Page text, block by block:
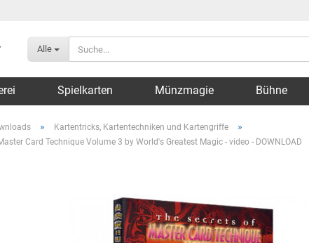
Alle
Spielkarten Münzmagie Bühne
» Kartentricks, Kartentechniken und Kartengriffe »
Card Technique Volume 3 by World's Greatest Magic - video - DOWNLOAD